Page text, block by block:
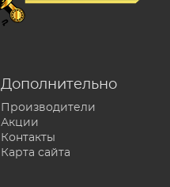
Дополнительно
Производители
Акции
Контакты
Карта сайта